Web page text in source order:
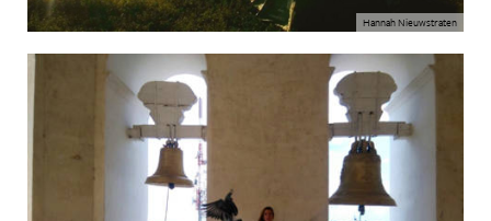
Hannah Nieuwstraten